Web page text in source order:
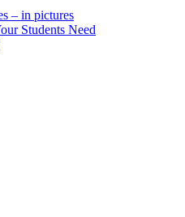
– in pictures
Students Need